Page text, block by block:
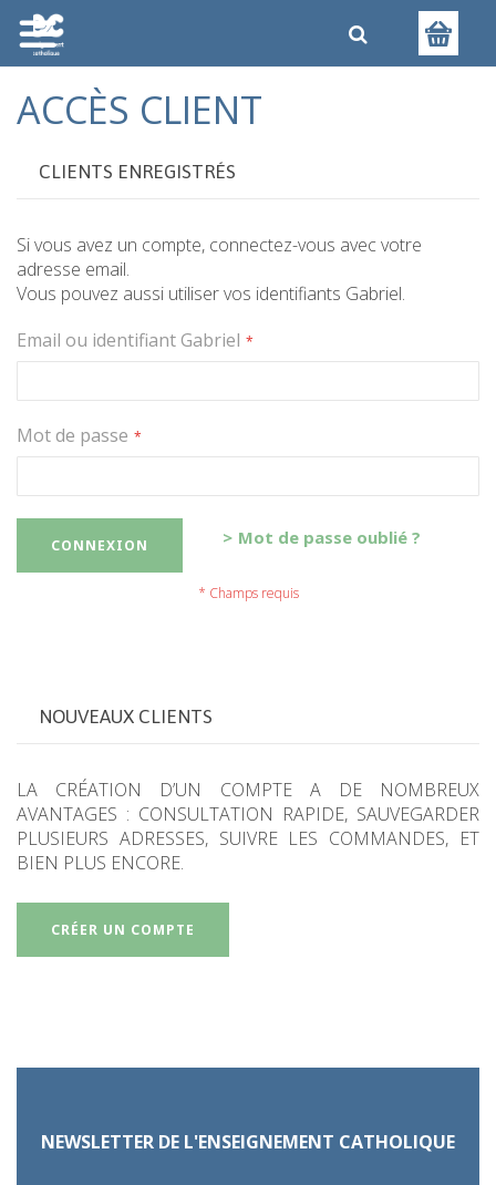
ACCÈS CLIENT
CLIENTS ENREGISTRÉS
Si vous avez un compte, connectez-vous avec votre
adresse email.
Vous pouvez aussi utiliser vos identifiants Gabriel.
Email ou identifiant Gabriel
Mot de passe
CONNEXION Mot de passe oublié ?
NOUVEAUX CLIENTS
LA CRÉATION D’UN COMPTE A DE NOMBREUX
AVANTAGES : CONSULTATION RAPIDE, SAUVEGARDER
PLUSIEURS ADRESSES, SUIVRE LES COMMANDES, ET
BIEN PLUS ENCORE.
CRÉER UN COMPTE
NEWSLETTER DE L'ENSEIGNEMENT CATHOLIQUE